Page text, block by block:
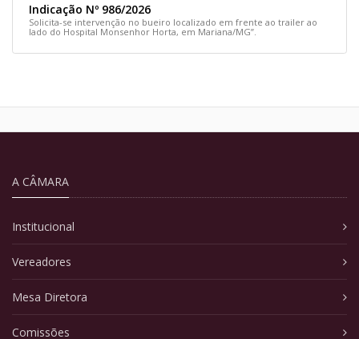
Indicação Nº 986/2026
Solicita-se intervenção no bueiro localizado em frente ao trailer ao
lado do Hospital Monsenhor Horta, em Mariana/MG”.
A CÂMARA
Institucional
Vereadores
Mesa Diretora
Comissões